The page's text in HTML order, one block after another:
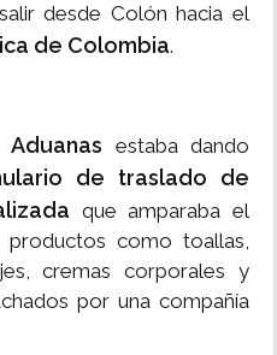
desde Colón hacia el
de Colombia.
Aduanas estaba dando
de traslado de
que amparaba el
como toallas,
cremas corporales y
por una compañía